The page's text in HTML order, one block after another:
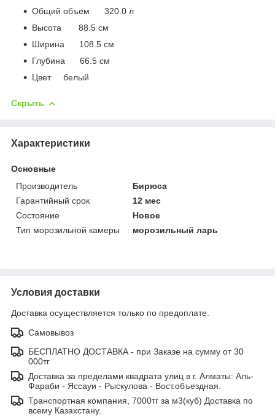
Общий объем 320.0 л
Высота 88.5 см
Ширина 108.5 см
Глубина 66.5 см
Цвет белый
Скрыть
Характеристики
Основные
Производитель
Бирюса
Гарантийный срок
12 мес
Состояние
Новое
Тип морозильной камеры
морозильный ларь
Условия доставки
Доставка осуществляется только по предоплате.
Самовывоз
БЕСПЛАТНО ДОСТАВКА - при Заказе на сумму от 30
000тг
Доставка за пределами квадрата улиц в г. Алматы: Аль-
Фараби - Яссауи - Рыскулова - Вост.объездная.
Транспортная компания, 7000тг за м3(куб) Доставка по
всему Казахстану.